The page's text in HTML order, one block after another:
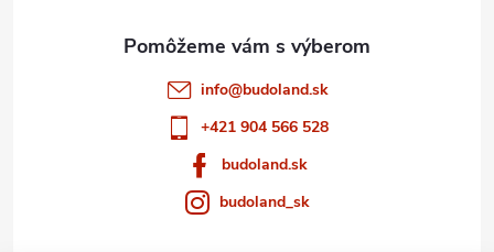
info@budoland.sk
+421 904 566 528
budoland.sk
budoland_sk